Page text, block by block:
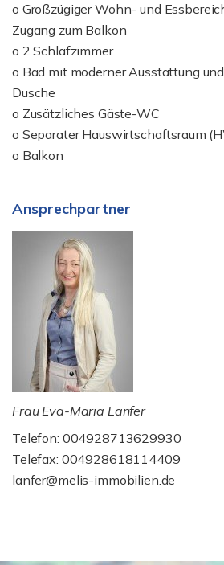
o Großzügiger Wohn- und
Zugang zum Balkon
o 2 Schlafzimmer
o Bad mit moderner Ausstattung
Dusche
o Zusätzliches Gäste-WC
o Separater Hauswirtschaftsraum
o Balkon
Ansprechpartner
Frau Eva-Maria Lanfer
Telefon: 004928713629930
Telefax: 004928618114409
lanfer@melis-immobilien.de